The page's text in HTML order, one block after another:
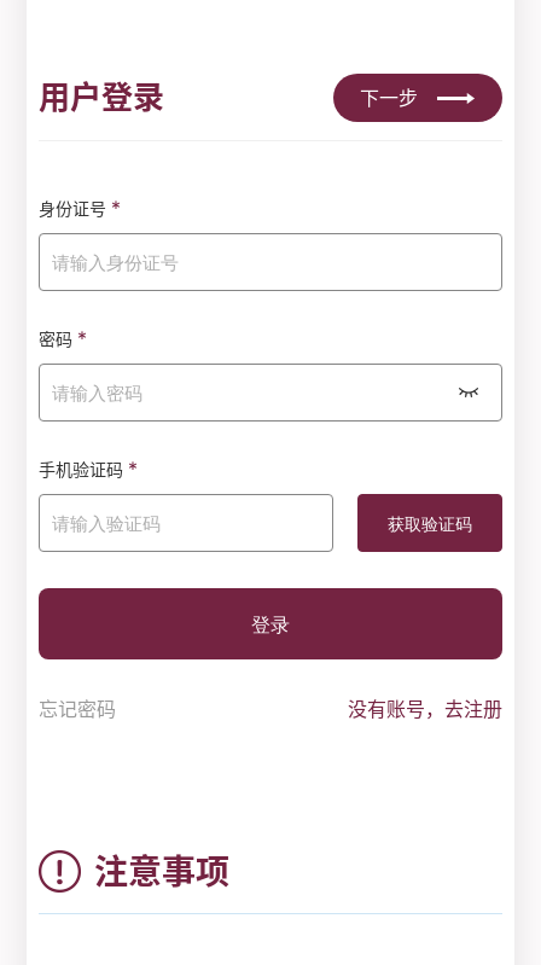
用户登录 下一步
身份证号 *
密码 *
手机验证码 *
登录
忘记密码 没有账号，去注册
注意事项